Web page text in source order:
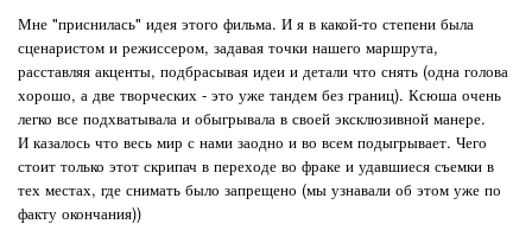
Мне "приснилась" идея этого фильма. И я в какой-то степени была
сценаристом и режиссером, задавая точки нашего маршрута,
расставляя акценты, подбрасывая идеи и детали что снять (одна голова
хорошо, а две творческих - это уже тандем без границ). Ксюша очень
легко все подхватывала и обыгрывала в своей эксклюзивной манере.
И казалось что весь мир с нами заодно и во всем подыгрывает. Чего
стоит только этот скрипач в переходе во фраке и удавшиеся съемки в
тех местах, где снимать было запрещено (мы узнавали об этом уже по
факту окончания))